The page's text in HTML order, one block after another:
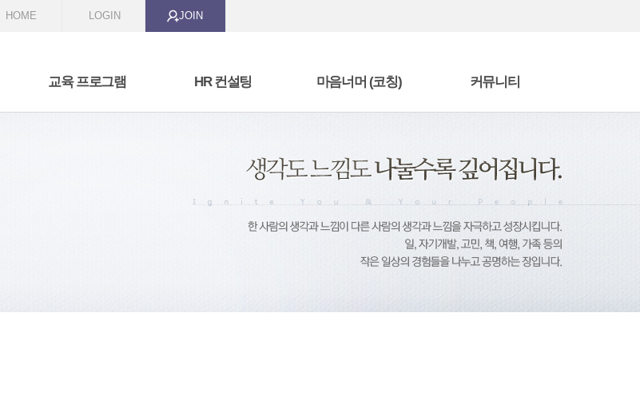
HOME LOGIN JOIN
교육 프로그램 HR 컨설팅
역량 모델링 및 역량 진단
선발 시스템 구축
성과 관리 시스템 구축
마음너머 (코칭)
책을 읽고
에니어그램 전문가 과정
상담/코칭 프로그램
커뮤니티
수강후기
방명록